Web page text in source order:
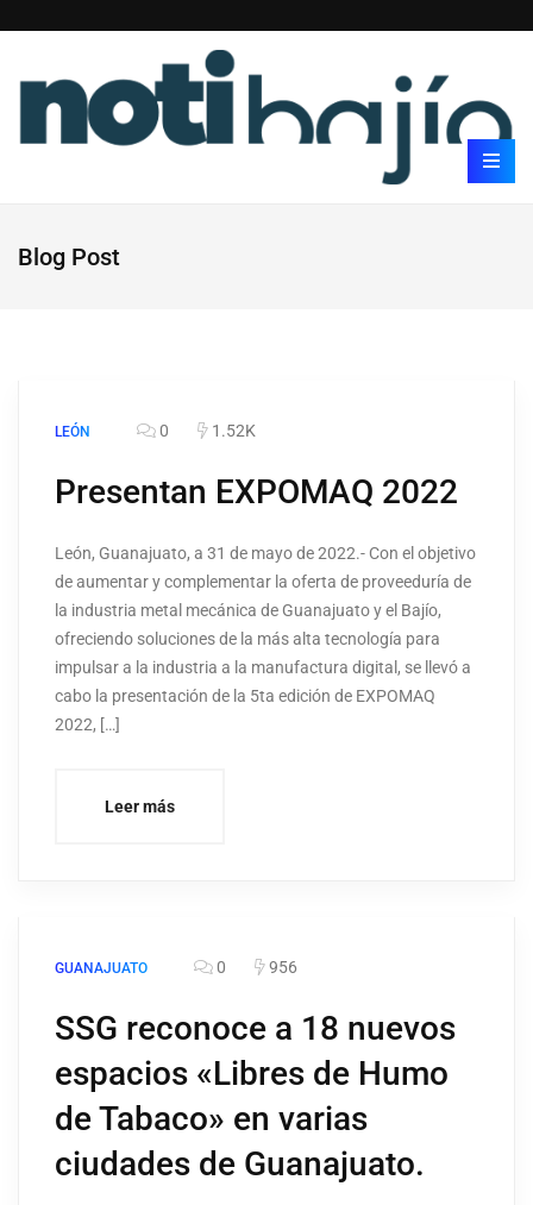
Blog Post
LEÓN 0 1.52K
Presentan EXPOMAQ 2022
León, Guanajuato, a 31 de mayo de 2022.- Con el objetivo
de aumentar y complementar la oferta de proveeduría de
la industria metal mecánica de Guanajuato y el Bajío,
ofreciendo soluciones de la más alta tecnología para
impulsar a la industria a la manufactura digital, se llevó a
cabo la presentación de la 5ta edición de EXPOMAQ
2022, […]
Leer más
GUANAJUATO 0 956
SSG reconoce a 18 nuevos
espacios «Libres de Humo
de Tabaco» en varias
ciudades de Guanajuato.